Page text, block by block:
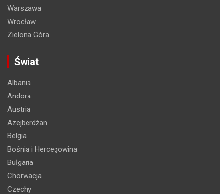
Warszawa
Wrocław
Zielona Góra
Świat
Albania
Andora
Austria
Azejberdżan
Belgia
Bośnia i Hercegowina
Bułgaria
Chorwacja
Czechy